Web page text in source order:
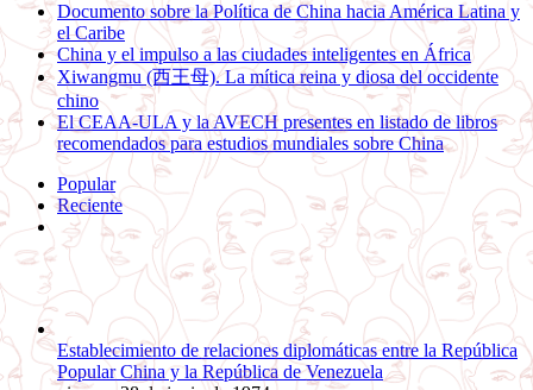
Documento sobre la Política de China hacia América Latina y
el Caribe
China y el impulso a las ciudades inteligentes en África
Xiwangmu (西王母). La mítica reina y diosa del occidente
chino
El CEAA-ULA y la AVECH presentes en listado de libros
recomendados para estudios mundiales sobre China
Popular
Reciente
Comentarios
Establecimiento de relaciones diplomáticas entre la República
Popular China y la República de Venezuela